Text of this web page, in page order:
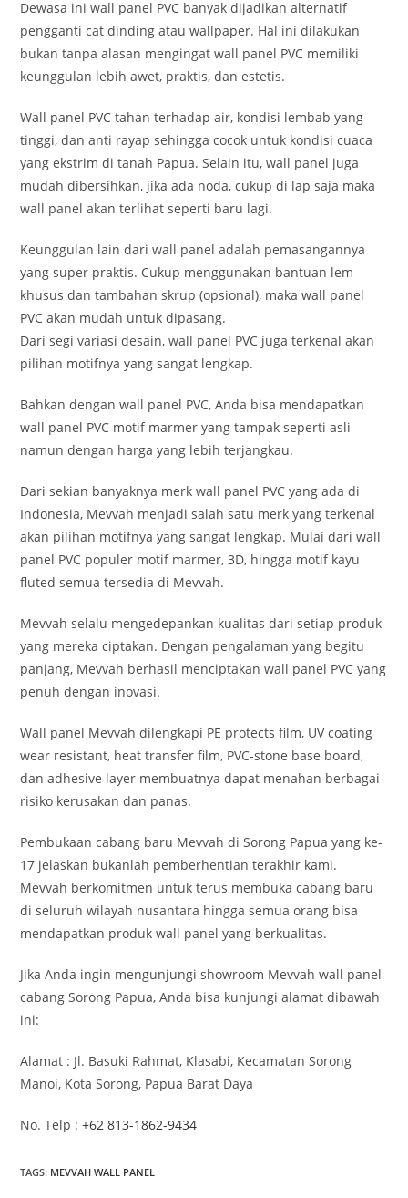
Dewasa ini wall panel PVC banyak dijadikan alternatif
pengganti cat dinding atau wallpaper. Hal ini dilakukan
bukan tanpa alasan mengingat wall panel PVC memiliki
keunggulan lebih awet, praktis, dan estetis.
Wall panel PVC tahan terhadap air, kondisi lembab yang
tinggi, dan anti rayap sehingga cocok untuk kondisi cuaca
yang ekstrim di tanah Papua. Selain itu, wall panel juga
mudah dibersihkan, jika ada noda, cukup di lap saja maka
wall panel akan terlihat seperti baru lagi.
Keunggulan lain dari wall panel adalah pemasangannya
yang super praktis. Cukup menggunakan bantuan lem
khusus dan tambahan skrup (opsional), maka wall panel
PVC akan mudah untuk dipasang.
Dari segi variasi desain, wall panel PVC juga terkenal akan
pilihan motifnya yang sangat lengkap.
Bahkan dengan wall panel PVC, Anda bisa mendapatkan
wall panel PVC motif marmer yang tampak seperti asli
namun dengan harga yang lebih terjangkau.
Dari sekian banyaknya merk wall panel PVC yang ada di
Indonesia, Mevvah menjadi salah satu merk yang terkenal
akan pilihan motifnya yang sangat lengkap. Mulai dari wall
panel PVC populer motif marmer, 3D, hingga motif kayu
fluted semua tersedia di Mevvah.
Mevvah selalu mengedepankan kualitas dari setiap produk
yang mereka ciptakan. Dengan pengalaman yang begitu
panjang, Mevvah berhasil menciptakan wall panel PVC yang
penuh dengan inovasi.
Wall panel Mevvah dilengkapi PE protects film, UV coating
wear resistant, heat transfer film, PVC-stone base board,
dan adhesive layer membuatnya dapat menahan berbagai
risiko kerusakan dan panas.
Pembukaan cabang baru Mevvah di Sorong Papua yang ke-
17 jelaskan bukanlah pemberhentian terakhir kami.
Mevvah berkomitmen untuk terus membuka cabang baru
di seluruh wilayah nusantara hingga semua orang bisa
mendapatkan produk wall panel yang berkualitas.
Jika Anda ingin mengunjungi showroom Mevvah wall panel
cabang Sorong Papua, Anda bisa kunjungi alamat dibawah
ini:
Alamat : Jl. Basuki Rahmat, Klasabi, Kecamatan Sorong
Manoi, Kota Sorong, Papua Barat Daya
No. Telp :+62 813-1862-9434
TAGS: MEVVAH WALL PANEL